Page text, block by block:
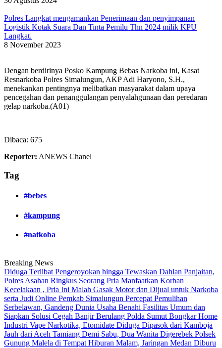
Polres Langkat mengamankan Penerimaan dan penyimpanan
Logistik Kotak Suara Dan Tinta Pemilu Thn 2024 milik KPU
Langkat.
8 November 2023
Dengan berdirinya Posko Kampung Bebas Narkoba ini, Kasat
Resnarkoba Polres Simalungun, AKP Adi Haryono, S.H.,
menekankan pentingnya melibatkan masyarakat dalam upaya
pencegahan dan penanggulangan penyalahgunaan dan peredaran
gelap narkoba.(A01)
Dibaca: 675
Reporter: ANEWS Chanel
Tag
#bebes
#kampung
#natkoba
Breaking News
Diduga Terlibat Pengeroyokan hingga Tewaskan Dahlan Panjaitan,
Polres Asahan Ringkus Seorang Pria Manfaatkan Korban
Kecelakaan , Pria Ini Malah Gasak Motor dan Dijual untuk Narkoba
serta Judi Online Pemkab Simalungun Percepat Pemulihan
Serbelawan, Gandeng Dunia Usaha Benahi Fasilitas Umum dan
Siapkan Solusi Cegah Banjir Berulang Polda Sumut Bongkar Home
Industri Vape Narkotika, Etomidate Diduga Dipasok dari Kamboja
Jauh dari Aceh Tamiang Demi Sabu, Dua Wanita Digerebek Polsek
Gunung Malela di Tempat Hiburan Malam, Jaringan Medan Diburu